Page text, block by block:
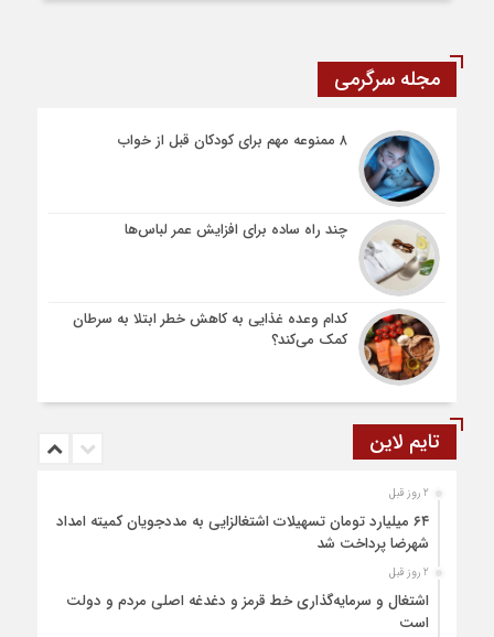
مجله سرگرمی
۸ ممنوعه مهم برای کودکان قبل از خواب
چند راه ساده برای افزایش عمر لباس‌ها
کدام وعده غذایی به کاهش خطر ابتلا به سرطان
کمک می‌کند؟
تایم لاین
2 روز قبل
۶۴ میلیارد تومان تسهیلات اشتغالزایی به مددجویان کمیته امداد
شهرضا پرداخت شد
2 روز قبل
اشتغال و سرمایه‌گذاری خط قرمز و دغدغه اصلی مردم و دولت
است